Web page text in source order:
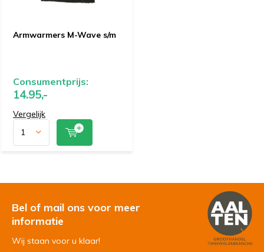
Armwarmers M-Wave s/m
Consumentprijs:
14.95,-
Vergelijk
Bel of mail ons voor meer
informatie
Wij staan voor u klaar!